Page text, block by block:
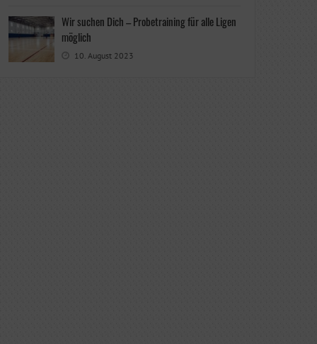
Wir suchen Dich – Probetraining für alle Ligen
möglich
10. August 2023